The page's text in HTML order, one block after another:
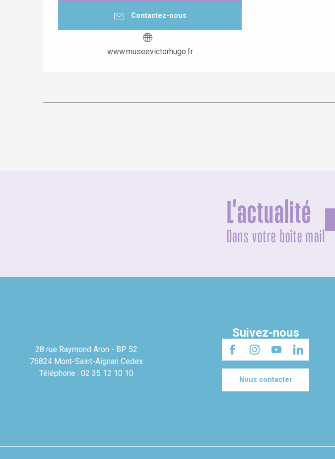
Contactez-nous
www.museevictorhugo.fr
L'actualité
Dans votre boîte mail
28 rue Raymond Aron - BP 52
76824 Mont-Saint-Aignan Cedex
Téléphone : 02 35 12 10 10
Suivez-nous
Nous contacter